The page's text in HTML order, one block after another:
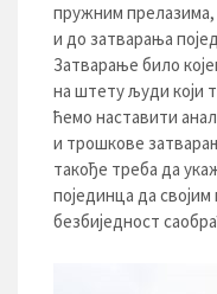
пружним прелазима,
и до затварања
Затварање било
на штету људи који
ћемо наставити
и трошкове
такође треба да
појединца да
безбиједност